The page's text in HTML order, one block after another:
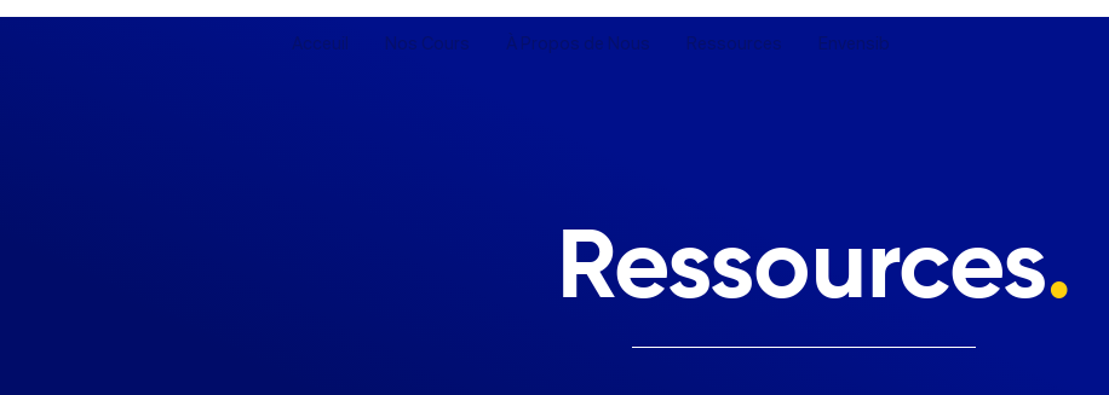
Acceuil Nos Cours À Propos de Nous Ressources Envensib
Ressources.